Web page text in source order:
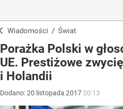
Wiadomości / Świat
Porażka Polski w
UE. Prestiżowe
i Holandii
Dodano:20 listopada 2017 20:13